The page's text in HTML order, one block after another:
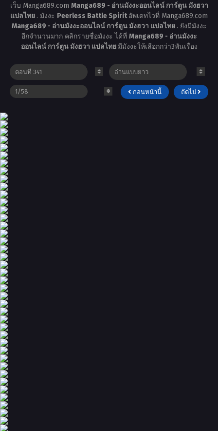
เว็บ Manga689.com Manga689 - อ่านมังงะออนไลน์ การ์ตูน มังฮวา
แปลไทย . มังงะ Peerless Battle Spiritอัพเดทไวที่ Manga689.com
Manga689 - อ่านมังงะออนไลน์ การ์ตูน มังฮวา แปลไทย . ยังมีมังงะ
อีกจำนวนมาก คลิกรายชื่อมังงะ ได้ที่ Manga689 - อ่านมังงะ
ออนไลน์ การ์ตูน มังฮวา แปลไทย มีมังงะให้เลือกกว่า3พันเรื่อง
ก่อนหน้านี้ ถัดไป